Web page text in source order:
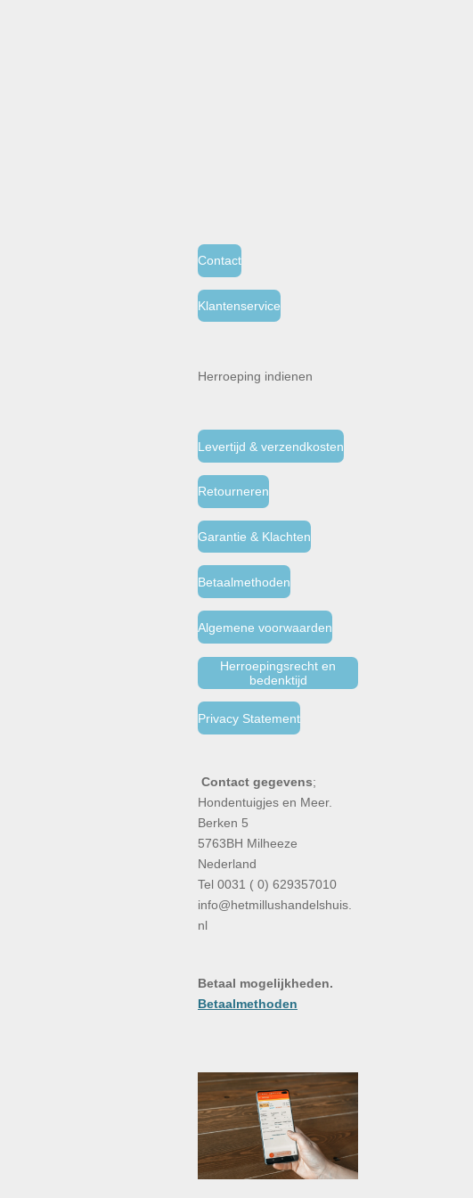
Contact
Klantenservice
Herroeping indienen
Levertijd & verzendkosten
Retourneren
Garantie & Klachten
Betaalmethoden
Algemene voorwaarden
Herroepingsrecht en
bedenktijd
Privacy Statement
Contact gegevens;
Hondentuigjes en Meer.
Berken 5
5763BH Milheeze
Nederland
Tel 0031 ( 0) 629357010
info@hetmillushandelshuis.
nl
Betaal mogelijkheden.
Betaalmethoden